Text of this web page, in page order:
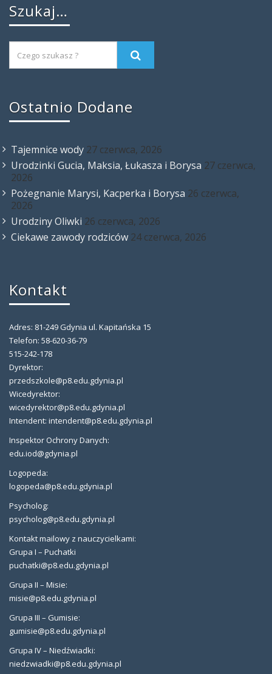
Szukaj…
Ostatnio Dodane
Tajemnice wody 27 czerwca, 2026
Urodzinki Gucia, Maksia, Łukasza i Borysa 27 czerwca,
2026
Pożegnanie Marysi, Kacperka i Borysa 26 czerwca,
2026
Urodziny Oliwki 26 czerwca, 2026
Ciekawe zawody rodziców 24 czerwca, 2026
Kontakt
Adres: 81-249 Gdynia ul. Kapitańska 15
Telefon: 58-620-36-79
515-242-178
Dyrektor:
przedszkole@p8.edu.gdynia.pl
Wicedyrektor:
wicedyrektor@p8.edu.gdynia.pl
Intendent: intendent@p8.edu.gdynia.pl
Inspektor Ochrony Danych:
edu.iod@gdynia.pl
Logopeda:
logopeda@p8.edu.gdynia.pl
Psycholog:
psycholog@p8.edu.gdynia.pl
Kontakt mailowy z nauczycielkami:
Grupa I – Puchatki
puchatki@p8.edu.gdynia.pl
Grupa II – Misie:
misie@p8.edu.gdynia.pl
Grupa III – Gumisie:
gumisie@p8.edu.gdynia.pl
Grupa IV – Niedźwiadki:
niedzwiadki@p8.edu.gdynia.pl